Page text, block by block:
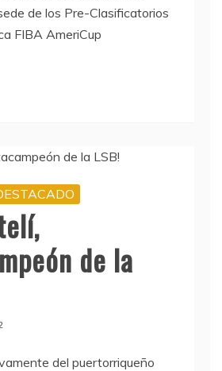
de los Pre-Clasificatorios
FIBA AmeriCup
de la
del puertorriqueño